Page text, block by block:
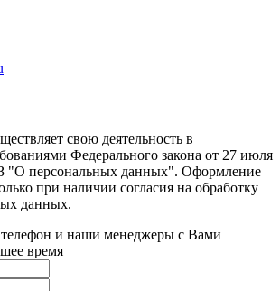
свою деятельность в
Федерального закона от 27 июля
"О персональных данных". Оформление
при наличии согласия на обработку
данных.
телефон и наши менеджеры с Вами
время